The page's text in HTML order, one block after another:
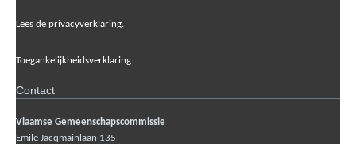
Lees de privacyverklaring.
Toegankelijkheidsverklaring
Contact
Vlaamse Gemeenschapscommissie
Emile Jacqmainlaan 135